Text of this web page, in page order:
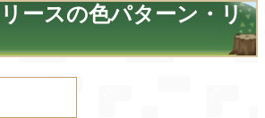
ースの色パターン・リ